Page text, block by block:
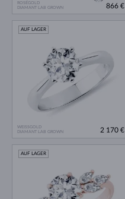
ROSÉGOLD
DIAMANT LAB GROWN
866 €
WEISSGOLD
DIAMANT LAB GROWN
AUF LAGER
2 170 €
AUF LAGER